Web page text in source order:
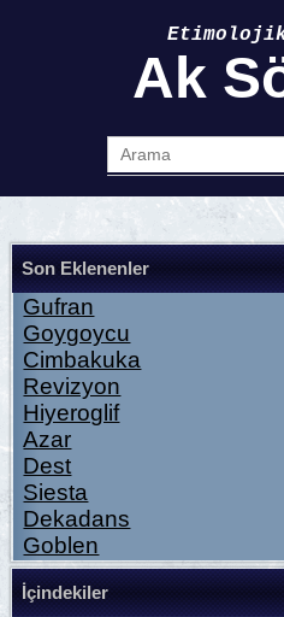
Ak
Etimolojik
Son Eklenenler
Gufran
Goygoycu
Cimbakuka
Revizyon
Hiyeroglif
Azar
Dest
Siesta
Dekadans
Goblen
İçindekiler